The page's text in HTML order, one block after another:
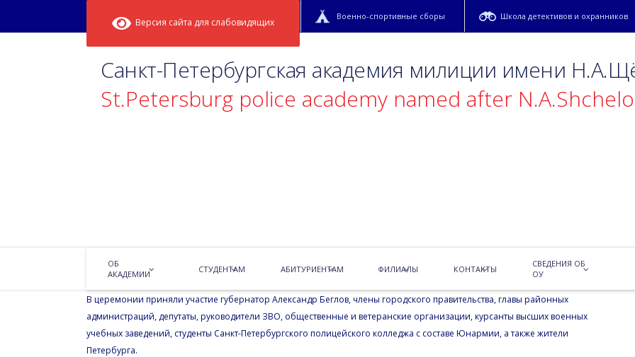
Версия сайта для слабовидящих
Военно-спортивные сборы Школа детективов и охранников
Санкт-Петербургская академия милиции имени
St.Petersburg police academy named after
ОБ
АКАДЕМИИ
СТУДЕНТАМ АБИТУРИЕНТАМ ФИЛИАЛЫ КОНТАКТЫ
СВЕДЕНИЯ ОБ
ОУ
На Площади Победы 23 февраля прошла торжественно-траурная церемония возложения цветов к Монументу
героическим защитникам Ленинграда, посвященная Дню защитника Отечества.
В церемонии приняли участие губернатор Александр Беглов, члены городского правительства, главы районных
администраций, депутаты, руководители ЗВО, общественные и ветеранские организации, курсанты высших военных
учебных заведений, студенты Санкт-Петербургского полицейского колледжа с составе Юнармии, а также жители
Петербурга.